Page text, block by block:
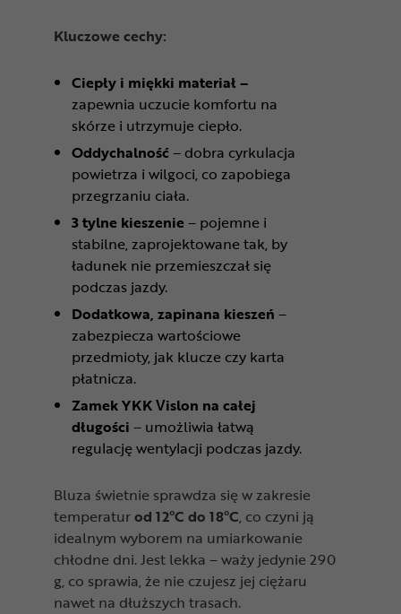
Kluczowe cechy:
Ciepły i miękki materiał –
zapewnia uczucie komfortu na
skórze i utrzymuje ciepło.
Oddychalność– dobra cyrkulacja
powietrza i wilgoci, co zapobiega
przegrzaniu ciała.
3 tylne kieszenie– pojemne i
stabilne, zaprojektowane tak, by
ładunek nie przemieszczał się
podczas jazdy.
Dodatkowa, zapinana kieszeń –
zabezpiecza wartościowe
przedmioty, jak klucze czy karta
płatnicza.
Zamek YKK Vislon na całej
długości – umożliwia łatwą
regulację wentylacji podczas jazdy.
Bluza świetnie sprawdza się w zakresie
temperaturod 12°C do 18°C, co czyni ją
idealnym wyborem na umiarkowanie
chłodne dni. Jest lekka – waży jedynie 290
g, co sprawia, że nie czujesz jej ciężaru
nawet na dłuższych trasach.